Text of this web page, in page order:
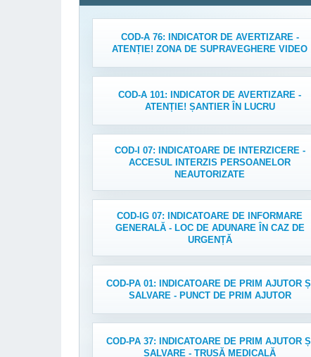
COD-A 76: INDICATOR DE AVERTIZARE -
ATENȚIE! ZONA DE SUPRAVEGHERE VIDEO
COD-A 101: INDICATOR DE AVERTIZARE -
ATENȚIE! ȘANTIER ÎN LUCRU
COD-I 07: INDICATOARE DE INTERZICERE -
ACCESUL INTERZIS PERSOANELOR
NEAUTORIZATE
COD-IG 07: INDICATOARE DE INFORMARE
GENERALĂ - LOC DE ADUNARE ÎN CAZ DE
URGENȚĂ
COD-PA 01: INDICATOARE DE PRIM AJUTOR ȘI
SALVARE - PUNCT DE PRIM AJUTOR
COD-PA 37: INDICATOARE DE PRIM AJUTOR ȘI
SALVARE - TRUSĂ MEDICALĂ